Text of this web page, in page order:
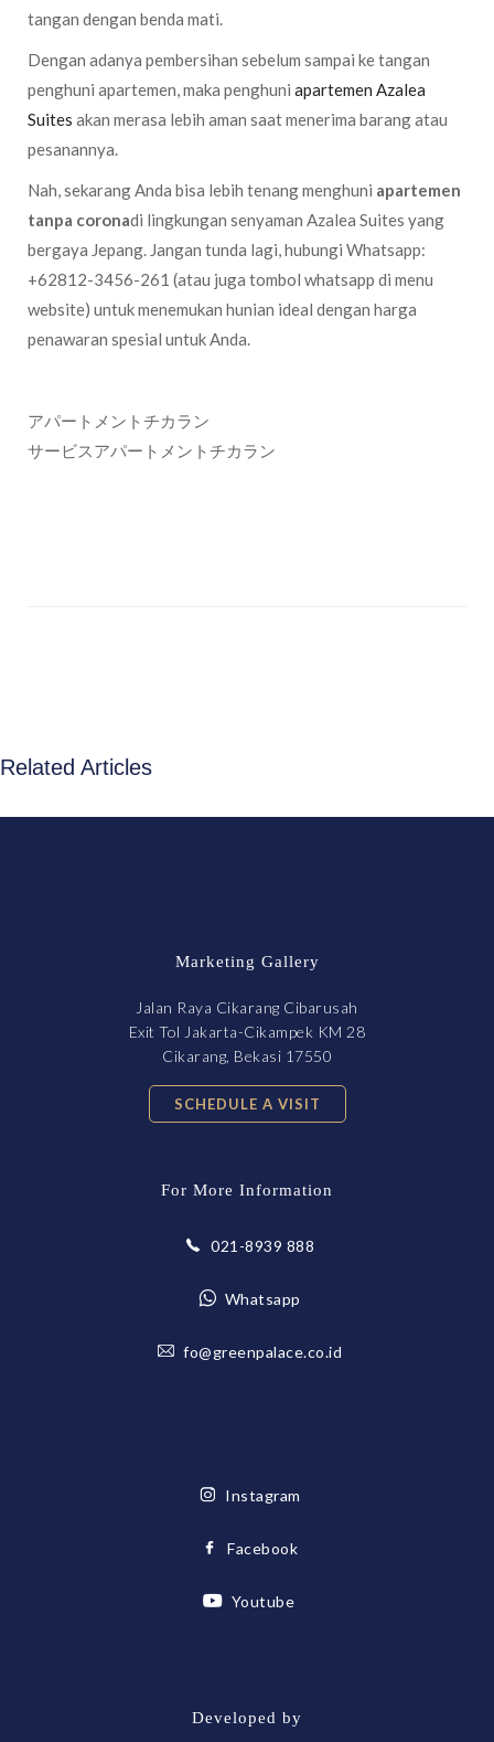
tangan dengan benda mati.
Dengan adanya pembersihan sebelum sampai ke tangan
penghuni apartemen, maka penghuni apartemen Azalea
Suites akan merasa lebih aman saat menerima barang atau
pesanannya.
Nah, sekarang Anda bisa lebih tenang menghuni apartemen
tanpa coronadi lingkungan senyaman Azalea Suites yang
bergaya Jepang. Jangan tunda lagi, hubungi Whatsapp:
+62812-3456-261 (atau juga tombol whatsapp di menu
website) untuk menemukan hunian ideal dengan harga
penawaran spesial untuk Anda.
アパートメントチカラン
サービスアパートメントチカラン
Related Articles
Marketing Gallery
Jalan Raya Cikarang Cibarusah
Exit Tol Jakarta-Cikampek KM 28
Cikarang, Bekasi 17550
SCHEDULE A VISIT
For More Information
021-8939 888
Whatsapp
fo@greenpalace.co.id
Instagram
Facebook
Youtube
Developed by